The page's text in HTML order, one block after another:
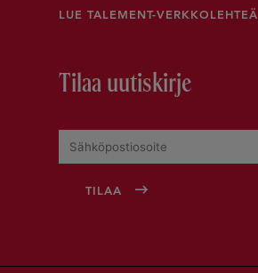
LUE TALEMENT-VERKKOLEHTEÄ
Tilaa uutiskirje